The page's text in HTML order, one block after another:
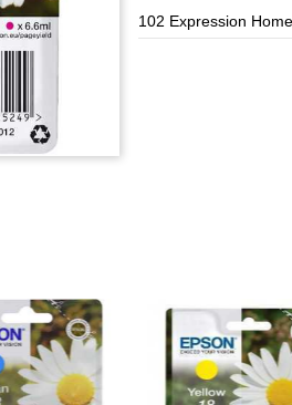
102 Expression